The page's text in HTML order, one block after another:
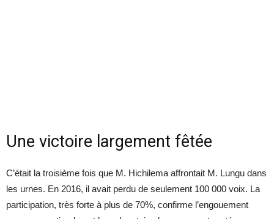
Une victoire largement fêtée
C’était la troisième fois que M. Hichilema affrontait M. Lungu dans
les urnes. En 2016, il avait perdu de seulement 100 000 voix. La
participation, très forte à plus de 70%, confirme l’engouement